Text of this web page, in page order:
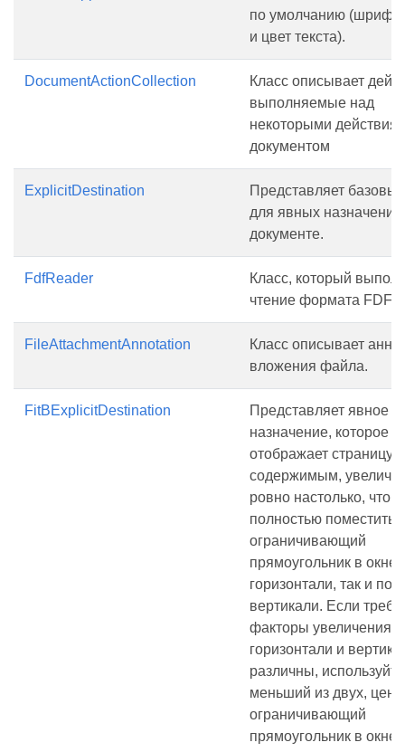
по умолчанию (шрифт,
и цвет текста).
DocumentActionCollection
Класс описывает
выполняемые над
некоторыми
документом
ExplicitDestination
Представляет
для явных
документе.
FdfReader
Класс, который
чтение формата FDF.
FileAttachmentAnnotation
Класс описывает
вложения файла.
FitBExplicitDestination
Представляет явное
назначение, которое
отображает страницу
содержимым,
ровно настолько,
полностью поместить
ограничивающий
прямоугольник в окне
горизонтали, так и по
вертикали. Если
факторы увеличения
горизонтали и
различны, используйте
меньший из двух,
ограничивающий
прямоугольник в окне